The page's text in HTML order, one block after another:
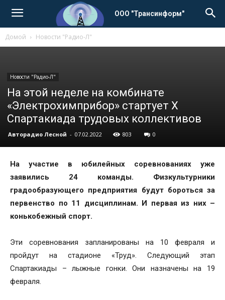
ООО "Трансинформ"
Домой Новости "Радио-Л"
Новости "Радио-Л"
На этой неделе на комбинате
«Электрохимприбор» стартует X
Спартакиада трудовых коллективов
Авторадио Лесной - 07.02.2022 803 0
На участие в юбилейных соревнованиях уже
заявились 24 команды. Физкультурники
градообразующего предприятия будут бороться за
первенство по 11 дисциплинам. И первая из них –
конькобежный спорт.
Эти соревнования запланированы на 10 февраля и
пройдут на стадионе «Труд». Следующий этап
Спартакиады – лыжные гонки. Они назначены на 19
февраля.